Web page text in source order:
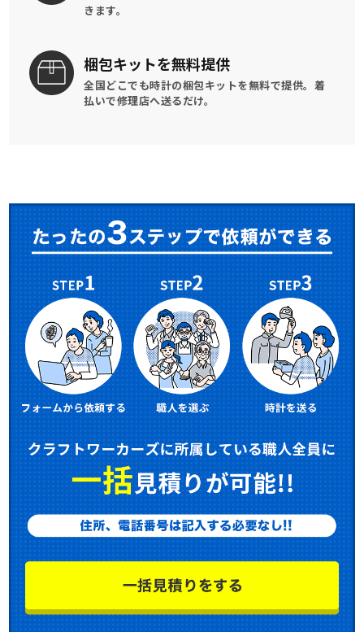
きます。
梱包キットを無料提供
全国どこでも時計の梱包キットを無料で提供。 着
払いで修理店へ送るだけ。